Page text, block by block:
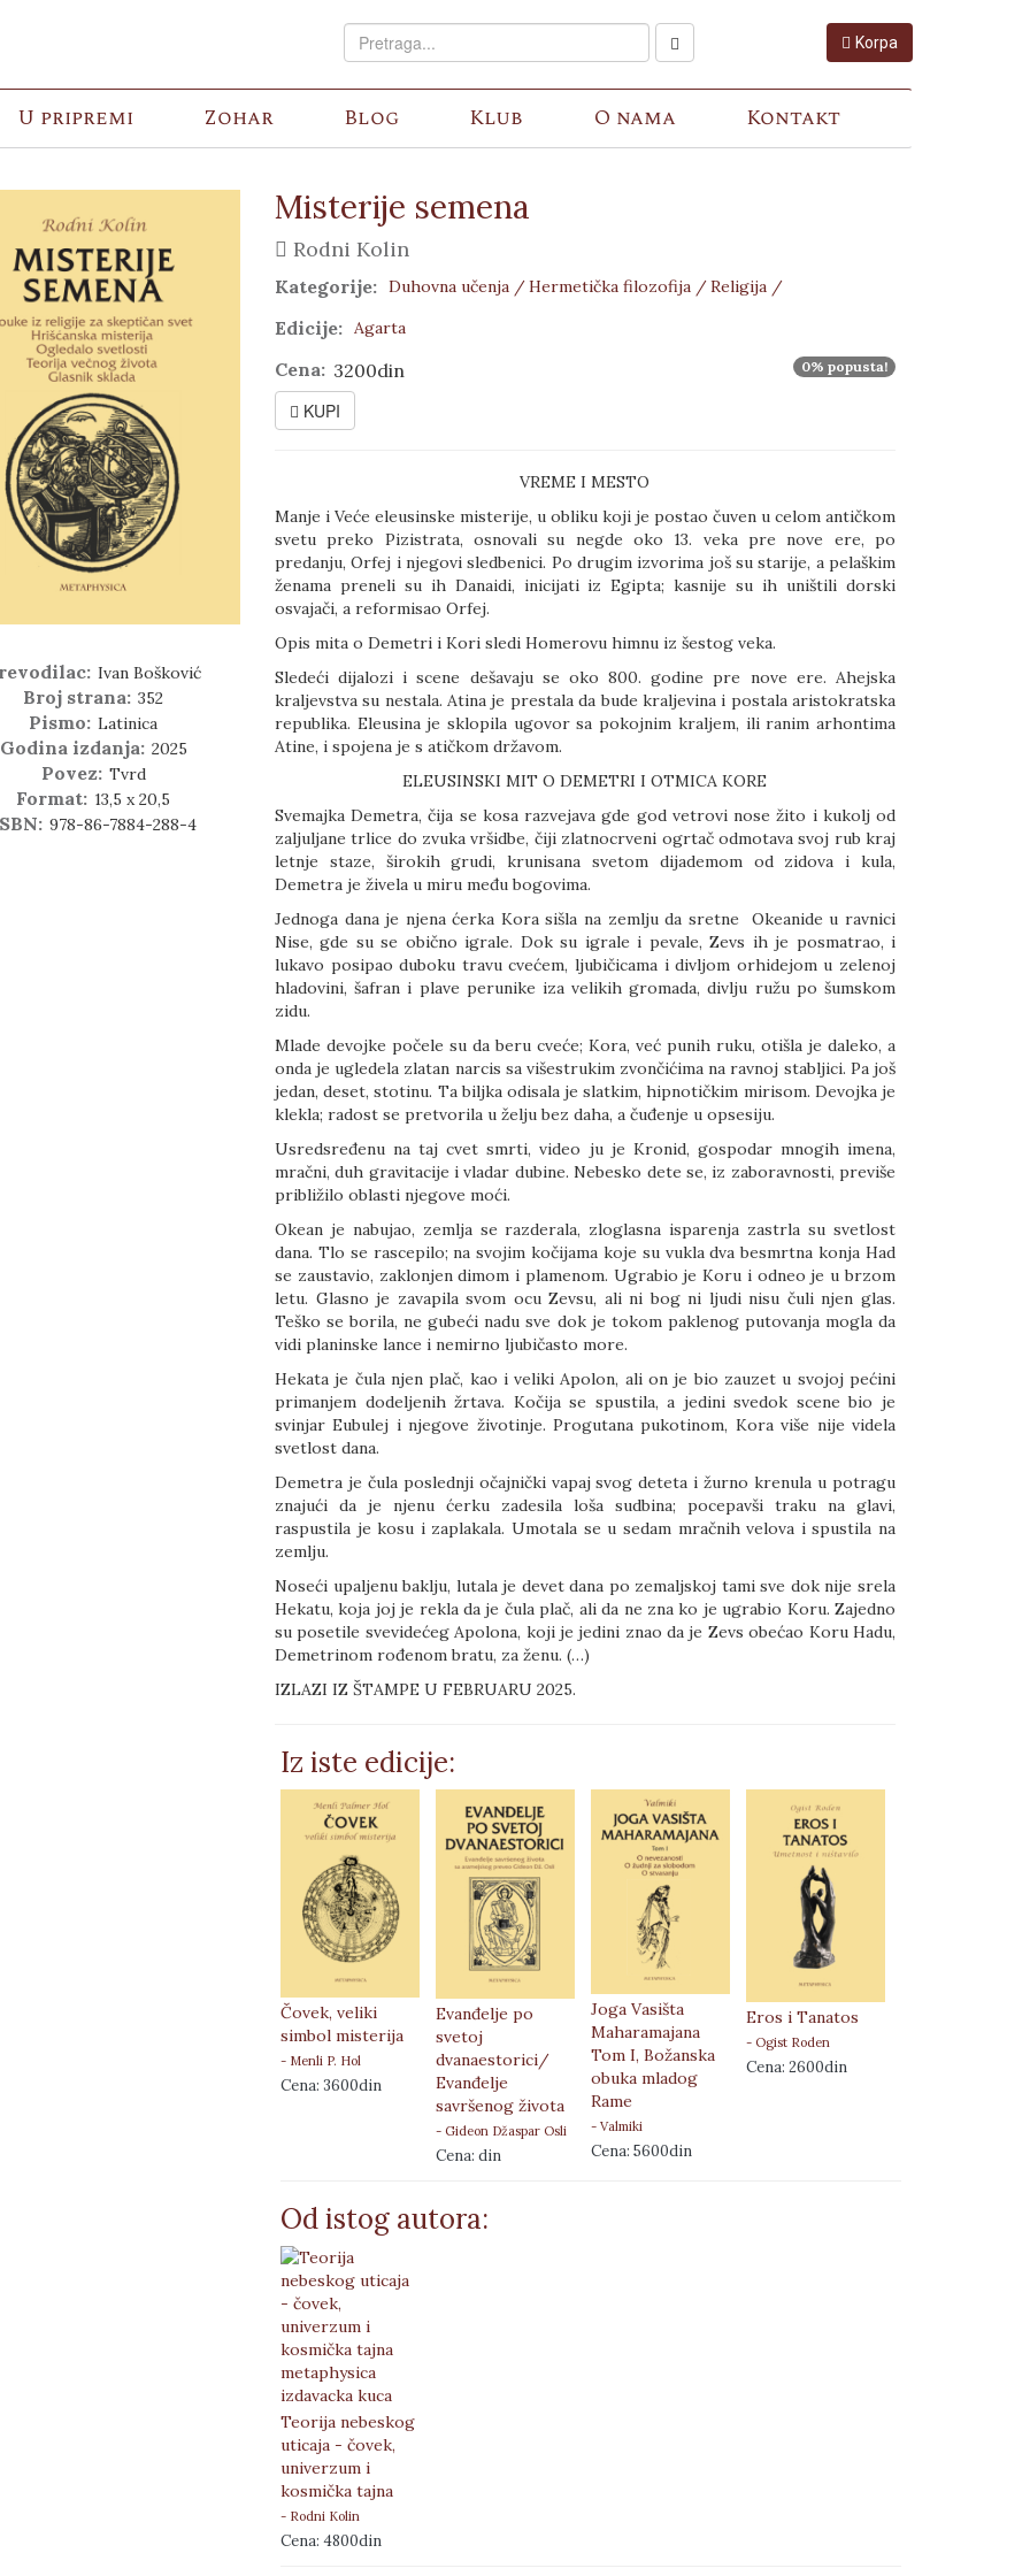
Korpa
U pripremi Zohar Blog Klub O nama Kontakt
Ivan Bošković
Broj strana: 352
Pismo: Latinica
Godina izdanja: 2025
Povez: Tvrd
Format: 13,5 x 20,5
978-86-7884-288-4
Misterije semena
Rodni Kolin
Kategorije: Duhovna učenja /Hermetička filozofija /Religija /
Edicije: Agarta
Cena: 3200din 0% popusta!
KUPI
VREME I MESTO
Manje i Veće eleusinske misterije, u obliku koji je postao čuven u celom antičkom
svetu preko Pizistrata, osnovali su negde oko 13. veka pre nove ere, po
predanju, Orfej i njegovi sledbenici. Po drugim izvorima još su starije, a pelaškim
ženama preneli su ih Danaidi, inicijati iz Egipta; kasnije su ih uništili dorski
osvajači, a reformisao Orfej.
Opis mita o Demetri i Kori sledi Homerovu himnu iz šestog veka.
Sledeći dijalozi i scene dešavaju se oko 800. godine pre nove ere. Ahejska
kraljevstva su nestala. Atina je prestala da bude kraljevina i postala aristokratska
republika. Eleusina je sklopila ugovor sa pokojnim kraljem, ili ranim arhontima
Atine, i spojena je s atičkom državom.
ELEUSINSKI MIT O DEMETRI I OTMICA KORE
Svemajka Demetra, čija se kosa razvejava gde god vetrovi nose žito i kukolj od
zaljuljane trlice do zvuka vršidbe, čiji zlatnocrveni ogrtač odmotava svoj rub kraj
letnje staze, širokih grudi, krunisana svetom dijademom od zidova i kula,
Demetra je živela u miru među bogovima.
Jednoga dana je njena ćerka Kora sišla na zemlju da sretne Okeanide u ravnici
Nise, gde su se obično igrale. Dok su igrale i pevale, Zevs ih je posmatrao, i
lukavo posipao duboku travu cvećem, ljubičicama i divljom orhidejom u zelenoj
hladovini, šafran i plave perunike iza velikih gromada, divlju ružu po šumskom
zidu.
Mlade devojke počele su da beru cveće; Kora, već punih ruku, otišla je daleko, a
onda je ugledela zlatan narcis sa višestrukim zvončićima na ravnoj stabljici. Pa još
jedan, deset, stotinu. Ta biljka odisala je slatkim, hipnotičkim mirisom. Devojka je
klekla; radost se pretvorila u želju bez daha, a čuđenje u opsesiju.
Usredsređenu na taj cvet smrti, video ju je Kronid, gospodar mnogih imena,
mračni, duh gravitacije i vladar dubine. Nebesko dete se, iz zaboravnosti, previše
približilo oblasti njegove moći.
Okean je nabujao, zemlja se razderala, zloglasna isparenja zastrla su svetlost
dana. Tlo se rascepilo; na svojim kočijama koje su vukla dva besmrtna konja Had
se zaustavio, zaklonjen dimom i plamenom. Ugrabio je Koru i odneo je u brzom
letu. Glasno je zavapila svom ocu Zevsu, ali ni bog ni ljudi nisu čuli njen glas.
Teško se borila, ne gubeći nadu sve dok je tokom paklenog putovanja mogla da
vidi planinske lance i nemirno ljubičasto more.
Hekata je čula njen plač, kao i veliki Apolon, ali on je bio zauzet u svojoj pećini
primanjem dodeljenih žrtava. Kočija se spustila, a jedini svedok scene bio je
svinjar Eubulej i njegove životinje. Progutana pukotinom, Kora više nije videla
svetlost dana.
Demetra je čula poslednji očajnički vapaj svog deteta i žurno krenula u potragu
znajući da je njenu ćerku zadesila loša sudbina; pocepavši traku na glavi,
raspustila je kosu i zaplakala. Umotala se u sedam mračnih velova i spustila na
zemlju.
Noseći upaljenu baklju, lutala je devet dana po zemaljskoj tami sve dok nije srela
Hekatu, koja joj je rekla da je čula plač, ali da ne zna ko je ugrabio Koru. Zajedno
su posetile svevidećeg Apolona, koji je jedini znao da je Zevs obećao Koru Hadu,
Demetrinom rođenom bratu, za ženu. (…)
IZLAZI IZ ŠTAMPE U FEBRUARU 2025.
Iz iste edicije:
Čovek, veliki
simbol misterija
- Menli P. Hol
Cena: 3600din
Evanđelje po
svetoj
dvanaestorici/
Evanđelje
savršenog života
- Gideon Džaspar Osli
Cena: din
Joga Vasišta
Maharamajana
Tom I, Božanska
obuka mladog
Rame
- Valmiki
Cena: 5600din
Eros i Tanatos
- Ogist Roden
Cena: 2600din
Od istog autora:
Teorija nebeskog
uticaja - čovek,
univerzum i
kosmička tajna
- Rodni Kolin
Cena: 4800din